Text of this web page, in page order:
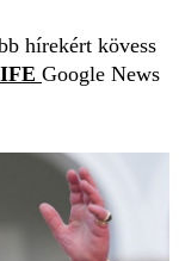
hírekért kövess
Google News